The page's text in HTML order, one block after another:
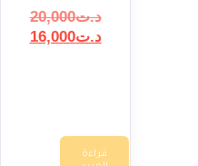
د.ت20,000السعر
د.ت16,000
قراءة